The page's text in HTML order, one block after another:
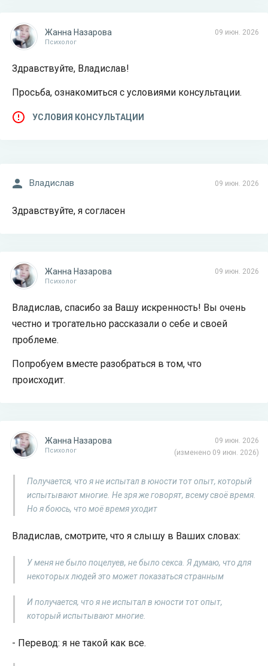
09 июн. 2026
Жанна Назарова
Психолог
Здравствуйте, Владислав!
Просьба, ознакомиться с условиями консультации.
УСЛОВИЯ КОНСУЛЬТАЦИИ
09 июн. 2026
Владислав
Здравствуйте, я согласен
09 июн. 2026
Жанна Назарова
Психолог
Владислав, спасибо за Вашу искренность! Вы очень
честно и трогательно рассказали о себе и своей
проблеме.
Попробуем вместе разобраться в том, что
происходит.
09 июн. 2026
(изменено 09 июн. 2026)
Жанна Назарова
Психолог
Получается, что я не испытал в юности тот опыт, который
испытывают многие. Не зря же говорят, всему своё время.
Но я боюсь, что моё время уходит
Владислав, смотрите, что я слышу в Ваших словах:
У меня не было поцелуев, не было секса. Я думаю, что для
некоторых людей это может показаться странным
И получается, что я не испытал в юности тот опыт,
который испытывают многие.
- Перевод: я не такой как все.